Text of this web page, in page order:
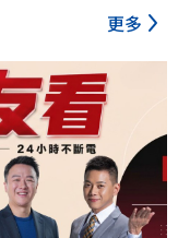
更多